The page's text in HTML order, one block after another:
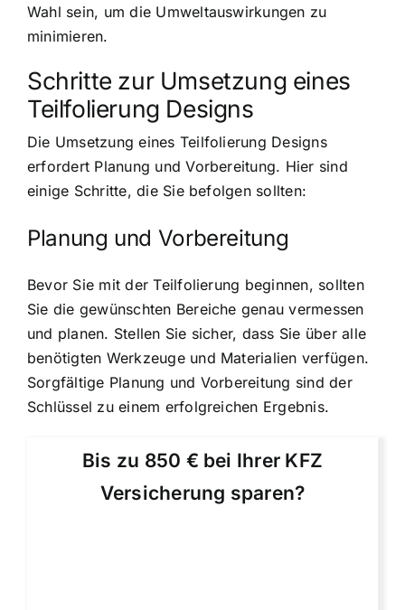
Wahl sein, um die Umweltauswirkungen zu
minimieren.
Schritte zur Umsetzung eines
Teilfolierung Designs
Die Umsetzung eines Teilfolierung Designs
erfordert Planung und Vorbereitung. Hier sind
einige Schritte, die Sie befolgen sollten:
Planung und Vorbereitung
Bevor Sie mit der Teilfolierung beginnen, sollten
Sie die gewünschten Bereiche genau vermessen
und planen. Stellen Sie sicher, dass Sie über alle
benötigten Werkzeuge und Materialien verfügen.
Sorgfältige Planung und Vorbereitung sind der
Schlüssel zu einem erfolgreichen Ergebnis.
Bis zu 850 € bei Ihrer KFZ
Versicherung sparen?